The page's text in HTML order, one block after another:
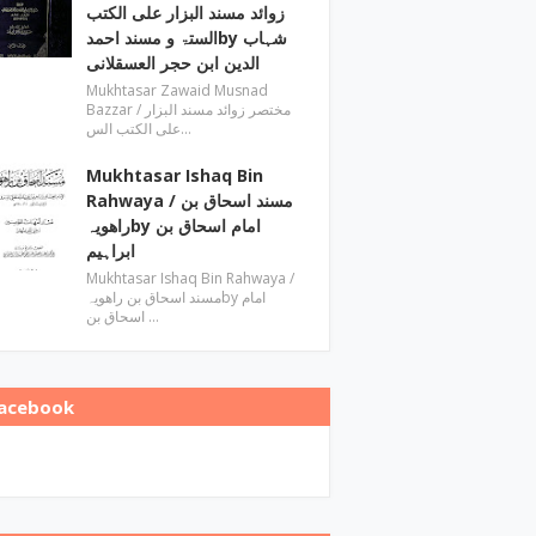
زوائد مسند البزار علی الکتب
الستۃ و مسند احمدby ‎شہاب
الدین ابن حجر العسقلانی
Mukhtasar Zawaid Musnad
Bazzar ‎/ مختصر زوائد مسند البزار
علی الکتب الس…
Mukhtasar Ishaq Bin
Rahwaya ‎/ مسند اسحاق بن
راھویہby ‎امام اسحاق بن
ابراہیم
Mukhtasar Ishaq Bin Rahwaya ‎/
مسند اسحاق بن راھویہby ‎امام
اسحاق بن …